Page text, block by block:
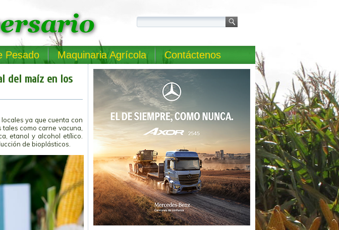
Pesado Maquinaria Agrícola Contáctenos
del maíz en los
ya que cuenta con
como carne vacuna,
etanol y alcohol etílico.
de bioplásticos.